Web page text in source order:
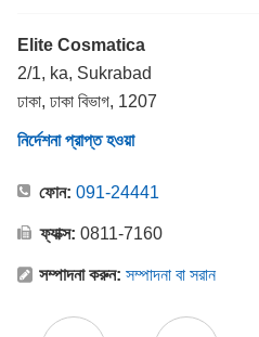
Elite Cosmatica
2/1, ka, Sukrabad
ঢাকা, ঢাকা বিভাগ, 1207
নির্দেশনা প্রাপ্ত হওয়া
ফোন: 091-24441
ফ্যাক্স: 0811-7160
সম্পাদনা করুন: সম্পাদনা বা সরান